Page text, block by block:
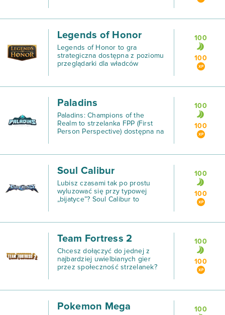
Mars Tomorrow.
Legends of Honor
Legends of Honor to gra
strategiczna dostępna z poziomu
przeglądarki dla władców
królestwie, o które biją się trzy
100
100
Paladins
Paladins: Champions of the
Realm to strzelanka FPP (First
Person Perspective) dostępna na
100
100
Soul Calibur
Lubisz czasami tak po prostu
wyluzować się przy typowej
„bijatyce”? Soul Calibur to
Ci na toczenie licznych
100
100
Team Fortress 2
Chcesz dołączyć do jednej z
najbardziej uwielbianych gier
przez społeczność strzelanek?
różnorodność klas postaci – to
100
100
Pokemon Mega 100